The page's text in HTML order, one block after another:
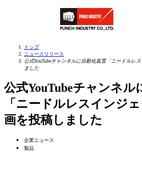
トップ
ニュースリリース
公式YouTubeチャンネルに自動化装置「ニードルレ
ました
公式YouTubeチャンネル
「ニードルレスインジ
画を投稿しました
企業ニュース
製品